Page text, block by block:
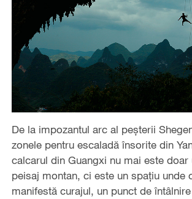
De la impozantul arc al peșterii
zonele pentru escaladă însorite din
calcarul din Guangxi nu mai este doar
peisaj montan, ci este un spațiu unde
manifestă curajul, un punct de